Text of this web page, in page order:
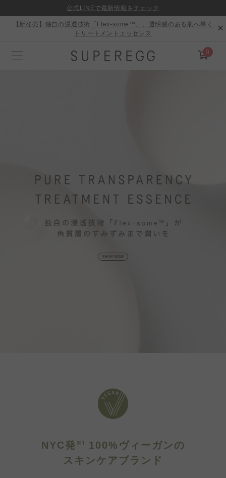
公式LINEで最新情報をチェック
【新発売】独自の浸透技術「Flex-some™」、透明感のある肌へ導く
トリートメントエッセンス
0
NYC発 ※1
100%ヴィーガンの
スキンケアブランド